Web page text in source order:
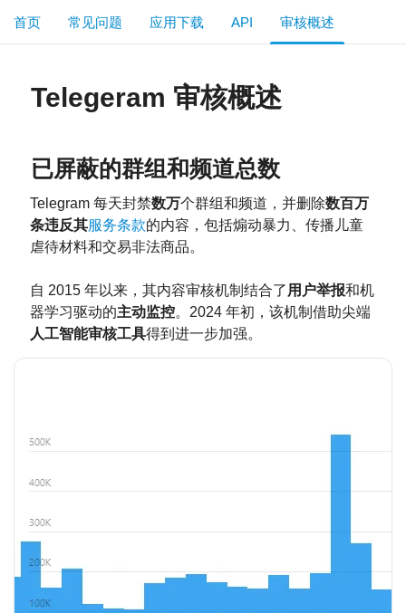
首页 常见问题 应用下载 API 审核概述
Telegeram 审核概述
已屏蔽的群组和频道总数
Telegram 每天封禁数万个群组和频道，并删除数百万
条违反其服务条款的内容，包括煽动暴力、传播儿童
虐待材料和交易非法商品。
自 2015 年以来，其内容审核机制结合了 用户举报和机
器学习驱动的主动监控。2024 年初，该机制借助尖端
人工智能审核工具得到进一步加强。